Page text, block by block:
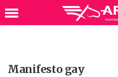
Manifesto gay